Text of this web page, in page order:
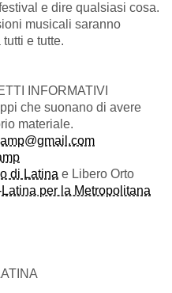
e dire qualsiasi cosa.
musicali saranno
e tutte.
INFORMATIVI
che suonano di avere
materiale.
di Latina e Libero Orto
per la Metropolitana